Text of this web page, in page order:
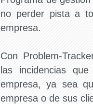
no perder pista a
empresa.
Con Problem-
las incidencias
empresa, ya sea
empresa o de sus